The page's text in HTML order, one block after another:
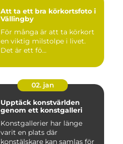
Att ta ett bra körkortsfoto i
Vällingby
För många är att ta körkort
en viktig milstolpe i livet.
Det är ett fö...
02. jan
Upptäck konstvärlden
genom ett konstgalleri
Konstgallerier har länge
varit en plats där
konstälskare kan samlas för